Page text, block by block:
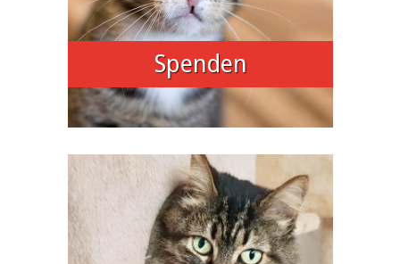
Spenden